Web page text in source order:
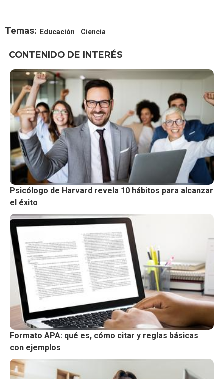
Temas: Educación Ciencia
CONTENIDO DE INTERÉS
Psicólogo de Harvard revela 10 hábitos para alcanzar
el éxito
Formato APA: qué es, cómo citar y reglas básicas
con ejemplos